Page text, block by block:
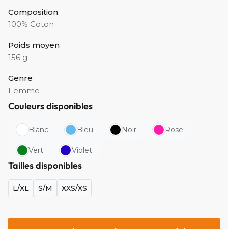
Composition
100% Coton
Poids moyen
156 g
Genre
Femme
Couleurs disponibles
Blanc Bleu Noir Rose
Vert Violet
Tailles disponibles
L/XL S/M XXS/XS